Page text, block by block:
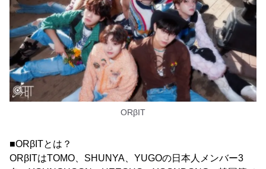
ORβIT
■ORβITとは？
ORβITはTOMO、SHUNYA、YUGOの日本人メンバー3